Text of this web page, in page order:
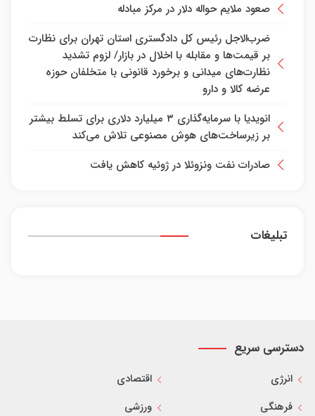
صعود ملایم حواله دلار در مرکز مبادله
ضرب‌الاجل رئیس کل دادگستری استان تهران برای نظارت
بر قیمت‌ها و مقابله با اخلال در بازار/ لزوم تشدید
نظارت‌های میدانی و برخورد قانونی با متخلفان حوزه
عرضه کالا و دارو
انویدیا با سرمایه‌گذاری ۳ میلیارد دلاری برای تسلط بیشتر
بر زیرساخت‌های هوش مصنوعی تلاش می‌کند
صادرات نفت ونزوئلا در ژوئیه کاهش یافت
تبلیغات
دسترسی سریع
انرژی
اقتصادی
فرهنگی
ورزشی